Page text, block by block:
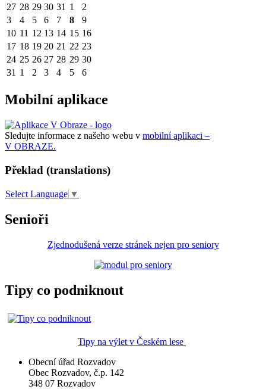
27 28 29 30 31 1
2
3
4 5 6 7 8
9
10 11 12 13 14 15 16
17 18 19 20 21 22 23
24 25 26 27 28 29 30
31 1 2 3 4 5 6
Mobilní aplikace
Sledujte informace z našeho webu v mobilní aplikaci –
V OBRAZE.
Překlad (translations)
Select Language ▼
Senioři
Zjednodušená verze stránek nejen pro seniory
Tipy co podniknout
Tipy na výlet v Českém lese
Obecní úřad Rozvadov
Obec Rozvadov, č.p. 142
348 07 Rozvadov